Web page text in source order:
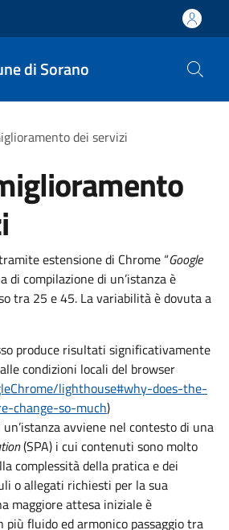
di Sorano
dei servizi
estensione di Chrome “Google
di compilazione di un’istanza è
tra 25 e 45. La variabilità è dovuta a
produce risultati significativamente
condizioni locali del browser
lighthouse#why-does-the-
change-so-much)
avviene nel contesto di una
(SPA) i cui contenuti sono molto
complessità della pratica e dei
o allegati richiesti per la sua
maggiore attesa iniziale è
più fluido ed armonico passaggio tra